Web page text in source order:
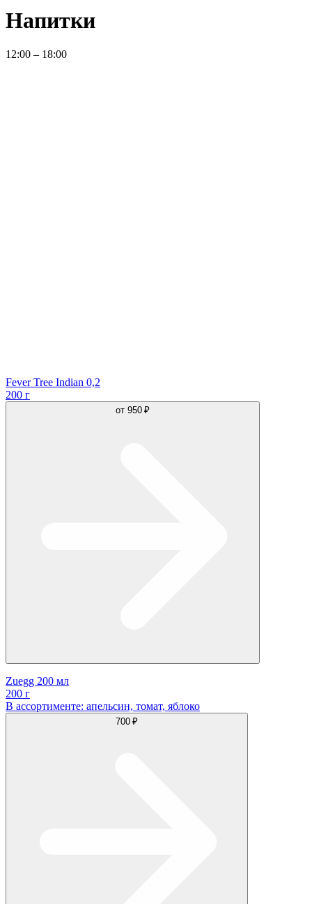
Напитки
12:00 – 18:00
Fever Tree Indian 0,2
200 г
от 950 ₽
Zuegg 200 мл
200 г
В ассортименте: апельсин, томат, яблоко
700 ₽